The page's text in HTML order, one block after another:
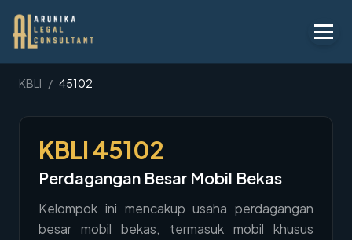
Layanan
Peraturan
KBLI
Tentang
KBLI / 45102
KBLI 45102
Perdagangan Besar Mobil Bekas
Kelompok ini mencakup usaha perdagangan
besar mobil bekas, termasuk mobil khusus